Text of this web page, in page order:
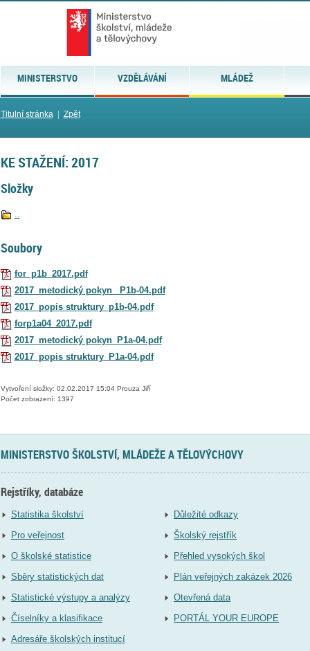
MINISTERSTVO VZDĚLÁVÁNÍ MLÁDEŽ
Titulní stránka| Zpět
KE STAŽENÍ: 2017
Složky
..
Soubory
for_p1b_2017.pdf
2017_metodický pokyn _P1b-04.pdf
2017_popis struktury_p1b-04.pdf
forp1a04_2017.pdf
2017_metodický pokyn_P1a-04.pdf
2017_popis struktury_P1a-04.pdf
Vytvoření složky: 02.02.2017 15:04 Prouza Jiří
Počet zobrazení: 1397
MINISTERSTVO ŠKOLSTVÍ, MLÁDEŽE A TĚLOVÝCHOVY
Rejstříky, databáze
Statistika školství
Pro veřejnost
O školské statistice
Sběry statistických dat
Statistické výstupy a analýzy
Číselníky a klasifikace
Adresáře školských institucí
Důležité odkazy
Školský rejstřík
Přehled vysokých škol
Plán veřejných zakázek 2026
Otevřená data
PORTÁL YOUR EUROPE